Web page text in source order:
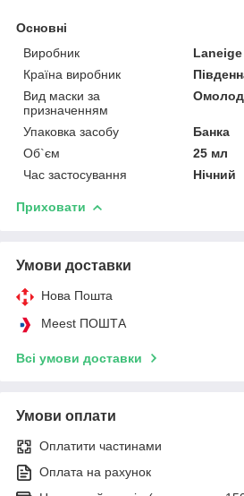
Основні
Виробник
Laneige
Країна виробник
Вид маски за
призначенням
Упаковка засобу
Банка
Об`єм
25 мл
Час застосування
Нічний
Приховати
Умови доставки
Нова Пошта
Meest ПОШТА
Всі умови доставки
Умови оплати
Оплатити частинами
Оплата на рахунок